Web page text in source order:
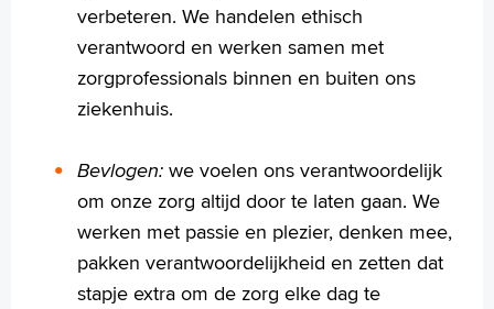
verbeteren. We handelen ethisch
verantwoord en werken samen met
zorgprofessionals binnen en buiten ons
ziekenhuis.
Bevlogen: we voelen ons verantwoordelijk
om onze zorg altijd door te laten gaan. We
werken met passie en plezier, denken mee,
pakken verantwoordelijkheid en zetten dat
stapje extra om de zorg elke dag te